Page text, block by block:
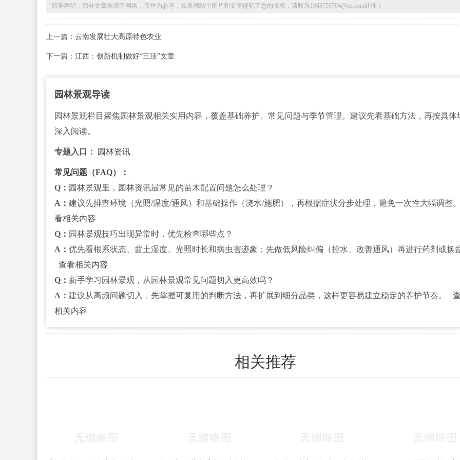
郑重声明：部分文章来源于网络，仅作为参考，如果网站中图片和文字侵犯了您的版权，请联系1943759704@qq.com处理！
上一篇： 云南发展壮大高原特色农业
下一篇： 江西：创新机制做好“三活”文章
园林景观导读
园林景观栏目聚焦园林景观相关实用内容，覆盖基础养护、常见问题与季节管理。建议先看基础方法，再按具体
深入阅读。
专题入口： 园林资讯
常见问题（FAQ）：
Q： 园林景观里，园林资讯最常见的苗木配置问题怎么处理？
A： 建议先排查环境（光照/温度/通风）和基础操作（浇水/施肥），再根据症状分步处理，避免一次性大幅调整。
看相关内容
Q： 园林景观技巧出现异常时，优先检查哪些点？
A： 优先看根系状态、盆土湿度、光照时长和病虫害迹象；先做低风险纠偏（控水、改善通风）再进行药剂或换
查看相关内容
Q： 新手学习园林景观，从园林景观常见问题切入更高效吗？
A： 建议从高频问题切入，先掌握可复用的判断方法，再扩展到细分品类，这样更容易建立稳定的养护节奏。
相关内容
相关推荐